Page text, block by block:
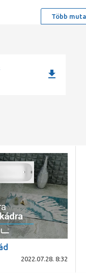
létre, hanem a
wellness hétvégén oldja le
Több
download
2022.07.28. 8:32